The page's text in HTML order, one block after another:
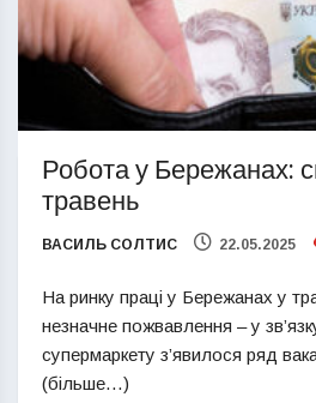
Робота у Бережанах:
травень
ВАСИЛЬ СОЛТИС 22.05.2025
На ринку праці у Бережанах у
незначне пожвавлення – у
супермаркету з’явилося ряд
(більше…)